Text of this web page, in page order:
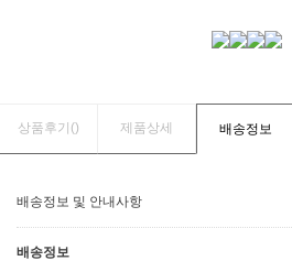
상품후기() 제품상세 배송정보
배송정보 및 안내사항
배송정보